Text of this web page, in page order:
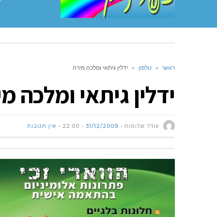
ראשי » טלפון » ידלין גיתאי ומלכה מירה
ידלין גיתאי ומלכה
עודד שלומות 31/12/2009
22:00 אין תגובות